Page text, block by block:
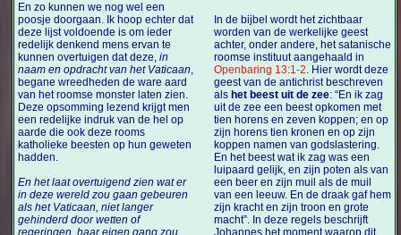
En zo kunnen we nog wel een
poosje doorgaan. Ik hoop echter dat
deze lijst voldoende is om ieder
redelijk denkend mens ervan te
kunnen overtuigen dat deze,in
naam en opdracht van het Vaticaan,
begane wreedheden de ware aard
van het roomse monster laten zien.
Deze opsomming lezend krijgt men
een redelijke indruk van de hel op
aarde die ook deze rooms
katholieke beesten op hun geweten
hadden.
En het laat overtuigend zien wat er
in deze wereld zou gaan gebeuren
als het Vaticaan, niet langer
gehinderd door wetten of
regeringen, haar eigen gang zou
In de bijbel wordt het zichtbaar
worden van de werkelijke geest
achter, onder andere, het satanische
roomse instituut aangehaald in
Openbaring 13:1-2. Hier wordt deze
geest van de antichrist beschreven
als
het beest uit de zee: “En ik zag
uit de zee een beest opkomen met
tien horens en zeven koppen; en op
zijn horens tien kronen en op zijn
koppen namen van godslastering.
En het beest wat ik zag was een
luipaard gelijk, en zijn poten als van
een beer en zijn muil als de muil
van een leeuw. En de draak gaf hem
zijn kracht en zijn troon en grote
macht”. In deze regels beschrijft
Johannes het moment waarop dit